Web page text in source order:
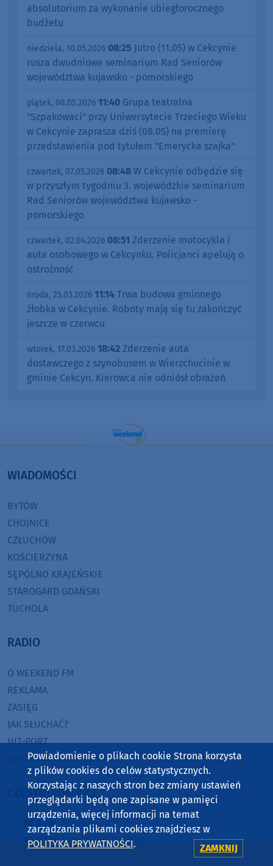
absolutorium za wykonanie ubiegłorocznego
budżetu
niedziela, 10.05.2026 08:25 Jutro (11.05) w Cekcynie
rusza dwudniowe seminarium Rad Seniorów
województwa kujawsko - pomorskiego
piątek, 08.05.2026 11:40 Grupa teatralna
"Szpakowaci" przy Uniwersytecie Trzeciego Wieku
w Cekcynie zaprasza dziś (08.05) na premierę
przedstawienia pod tytułem "Emerycka szajka"
czwartek, 07.05.2026 08:48 W Cekcynie odbędzie się
w przyszłym tygodniu 3. wojewódzkie seminarium
Rad Seniorów województwa kujawsko -
pomorskiego
czwartek, 02.04.2026 08:51 Zderzenie motocykla i
auta osobowego w Cekcynku. Policjanci apelują o
ostrożność
środa, 25.03.2026 11:14 Trwa budowa gminnego
żłobka w Cekcynie. Roboty mają się tu zakończyć
jeszcze w czerwcu
wtorek, 17.03.2026 18:42 Zderzenie auta
dostawczego z szynobusem w Wierzchucinie w
gminie Cekcyn. Kierowca nie odniósł obrażeń
WIADOMOŚCI
BYTÓW
CHOJNICE
CZŁUCHÓW
KOŚCIERZYNA
SĘPÓLNO KRAJEŃSKIE
STAROGARD GDAŃSKI
TUCHOLA
RADIO
O WEEKEND FM
REKLAMA
ZASIĘG
JAK SŁUCHAĆ?
HIT-PORT
GRALIŚMY W WEEKEND FM
CZĘSTOTLIWOŚCI
87,8 FM MIASTKO
90,9 FM STAROGARD GDAŃSKI
Powiadomienie o plikach cookie Strona korzysta
z plików cookies do celów statystycznych.
Korzystając z naszych stron bez zmiany ustawień
przeglądarki będą one zapisane w pamięci
urządzenia, więcej informacji na temat
zarządzania plikami cookies znajdziesz w
POLITYKA PRYWATNOŚCI. ZAMKNIJ